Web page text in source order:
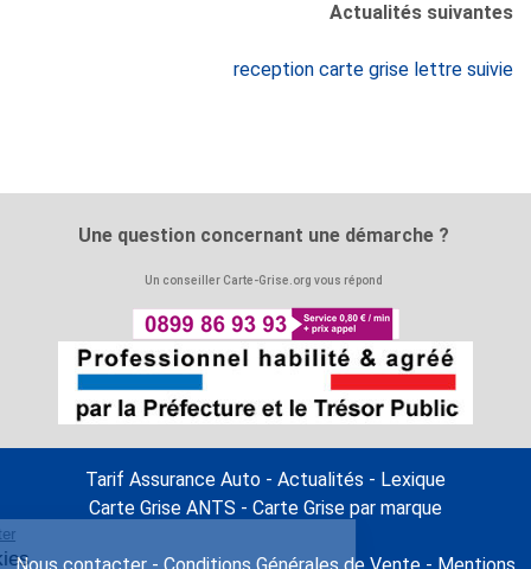
Actualités suivantes
reception carte grise lettre suivie
Une question concernant une démarche ?
Un conseiller Carte-Grise.org vous répond
Tarif Assurance Auto - Actualités - Lexique
Carte Grise ANTS - Carte Grise par marque
Nous contacter - Conditions Générales de Vente - Mentions
Continuer sans accepter